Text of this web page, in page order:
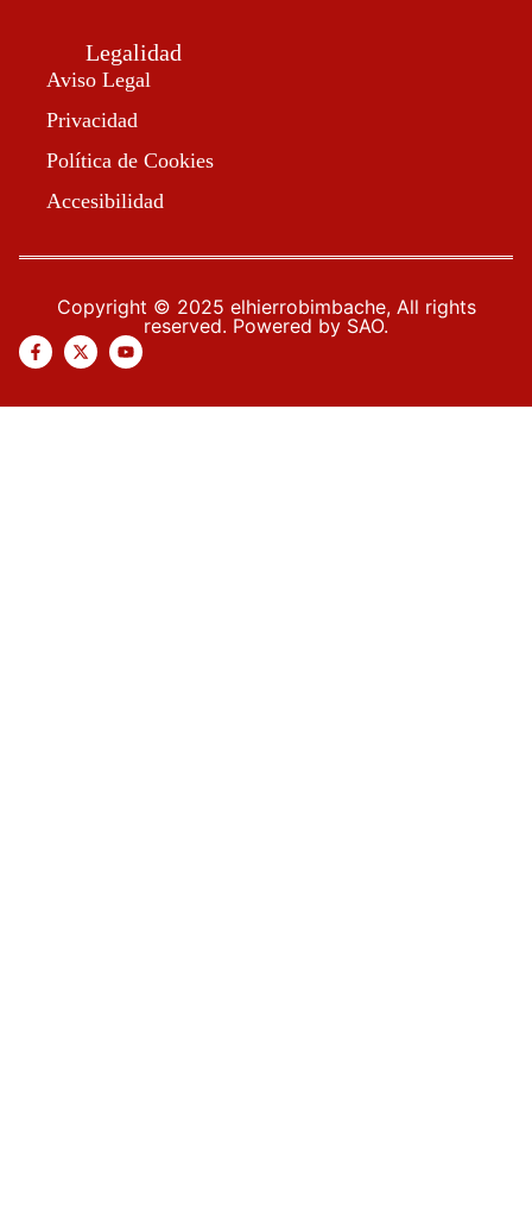
Legalidad
Aviso Legal
Privacidad
Política de Cookies
Accesibilidad
Copyright © 2025 elhierrobimbache, All rights
reserved. Powered by SAO.